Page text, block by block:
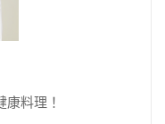
料理！